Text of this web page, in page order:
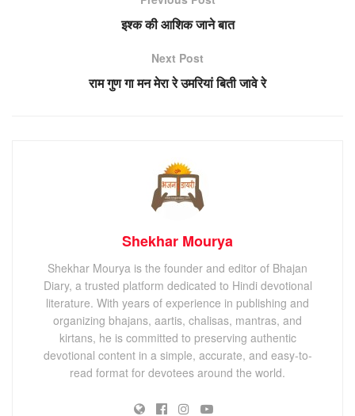
इश्क की आशिक जाने बात
Next Post
राम गुण गा मन मेरा रे उमरियां बिती जावे रे
Shekhar Mourya
Shekhar Mourya is the founder and editor of Bhajan
Diary, a trusted platform dedicated to Hindi devotional
literature. With years of experience in publishing and
organizing bhajans, aartis, chalisas, mantras, and
kirtans, he is committed to preserving authentic
devotional content in a simple, accurate, and easy-to-
read format for devotees around the world.